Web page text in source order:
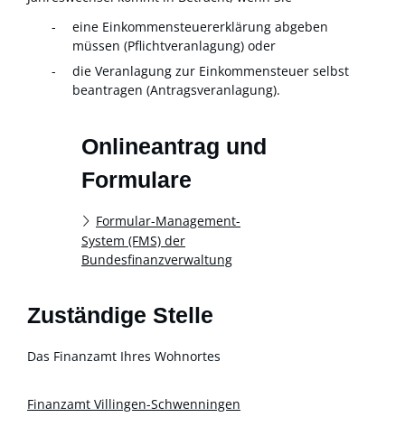
eine Einkommensteuererklärung abgeben
müssen (Pflichtveranlagung) oder
die Veranlagung zur Einkommensteuer selbst
beantragen (Antragsveranlagung).
Onlineantrag und
Formulare
Formular-Management-
System (FMS) der
Bundesfinanzverwaltung
Zuständige Stelle
Das Finanzamt Ihres Wohnortes
Finanzamt Villingen-Schwenningen